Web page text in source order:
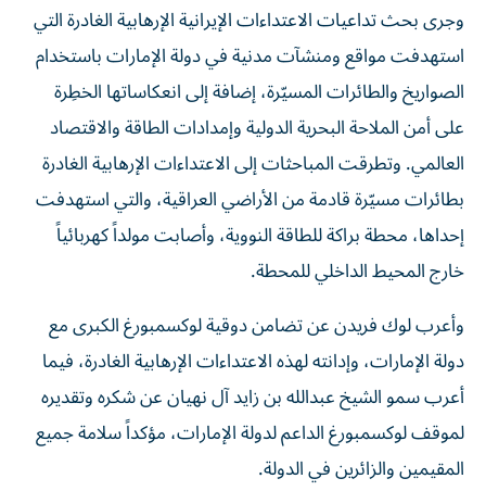
وجرى بحث تداعيات الاعتداءات الإيرانية الإرهابية الغادرة التي
استهدفت مواقع ومنشآت مدنية في دولة الإمارات باستخدام
الصواريخ والطائرات المسيّرة، إضافة إلى انعكاساتها الخطِرة
على أمن الملاحة البحرية الدولية وإمدادات الطاقة والاقتصاد
العالمي. وتطرقت المباحثات إلى الاعتداءات الإرهابية الغادرة
بطائرات مسيّرة قادمة من الأراضي العراقية، والتي استهدفت
إحداها، محطة براكة للطاقة النووية، وأصابت مولداً كهربائياً
خارج المحيط الداخلي للمحطة.
وأعرب لوك فريدن عن تضامن دوقية لوكسمبورغ الكبرى مع
دولة الإمارات، وإدانته لهذه الاعتداءات الإرهابية الغادرة، فيما
أعرب سمو الشيخ عبدالله بن زايد آل نهيان عن شكره وتقديره
لموقف لوكسمبورغ الداعم لدولة الإمارات، مؤكداً سلامة جميع
المقيمين والزائرين في الدولة.